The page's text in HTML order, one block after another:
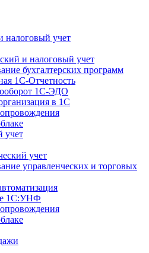
налоговый учет
и налоговый учет
бухгалтерских программ
1С-Отчетность
1С-ЭДО
в 1С
учет
учет
управленческих и торговых
1С:УНФ